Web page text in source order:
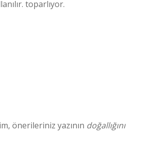
toparlıyor.
önerileriniz yazının doğallığını